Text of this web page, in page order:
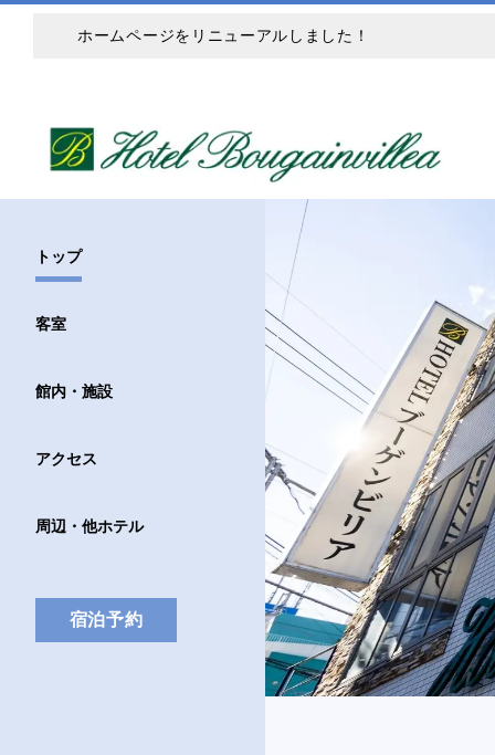
ホームページをリニューアルしました！
トップ
客室
館内・施設
アクセス
周辺・他ホテル
宿泊予約